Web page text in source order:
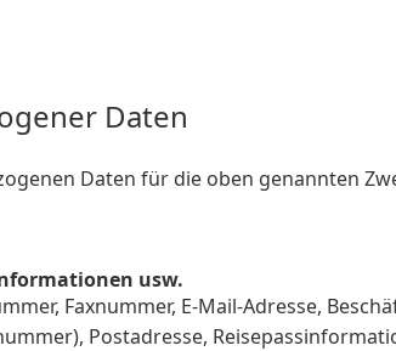
Daten
Daten für die oben genannten
usw.
Faxnummer, E-Mail-Adresse,
Postadresse,